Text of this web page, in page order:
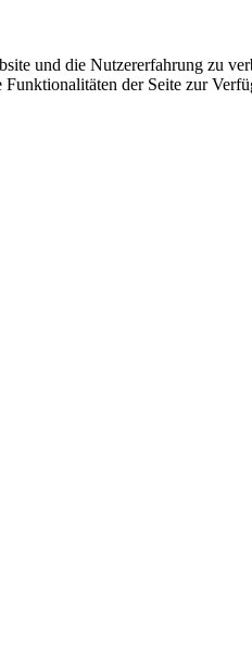
und die Nutzererfahrung zu
der Seite zur